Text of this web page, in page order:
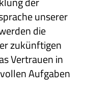
unserer
die
zukünftigen
Vertrauen in
Aufgaben